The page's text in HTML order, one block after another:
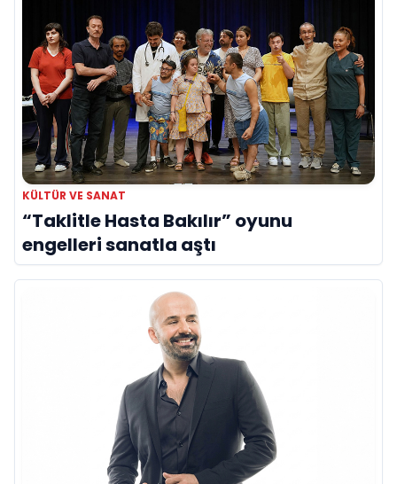
KÜLTÜR VE SANAT
“Taklitle Hasta Bakılır” oyunu
engelleri sanatla aştı